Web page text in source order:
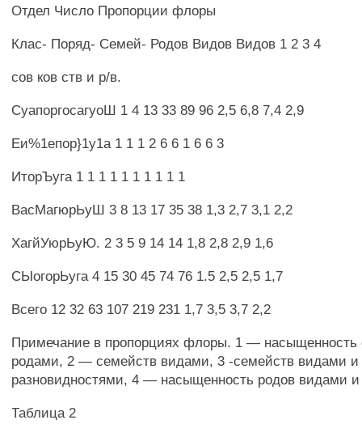
Отдел Число Пропорции флоры
Клас- Поряд- Семей- Родов Видов Видов 1 2 3 4
сов ков ств и р/в.
СуапоргосагуоШ 1 4 13 33 89 96 2,5 6,8 7,4 2,9
Еи%1епор}1у1а 1 1 1 2 6 6 1 6 6 3
ИторЪуга 1 1 1 1 1 1 1 1 1 1
ВасМагюрЬуШ 3 8 13 17 35 38 1,3 2,7 3,1 2,2
ХагйУюрЬуЮ. 2 3 5 9 14 14 1,8 2,8 2,9 1,6
СЫогорЬуга 4 15 30 45 74 76 1.5 2,5 2,5 1,7
Всего 12 32 63 107 219 231 1,7 3,5 3,7 2,2
Примечание в пропорциях флоры. 1 — насыщенность
родами, 2 — семейств видами, 3 -семейств видами и
разновидностями, 4 — насыщенность родов видами и
Таблица 2